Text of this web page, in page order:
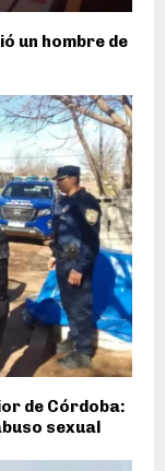
un hombre de
de Córdoba:
sexual